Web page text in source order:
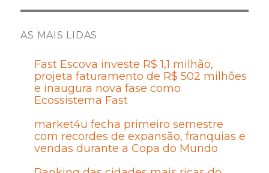
AS MAIS LIDAS
Fast Escova investe R$ 1,1 milhão,
projeta faturamento de R$ 502 milhões
e inaugura nova fase como
Ecossistema Fast
market4u fecha primeiro semestre
com recordes de expansão, franquias e
vendas durante a Copa do Mundo